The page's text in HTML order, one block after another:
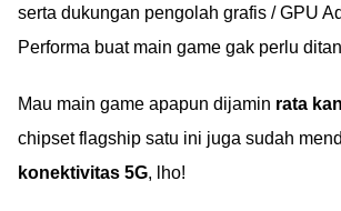
serta dukungan pengolah grafis / GPU
Performa buat main game gak perlu
Mau main game apapun dijamin rata
chipset flagship satu ini juga sudah
konektivitas 5G, lho!